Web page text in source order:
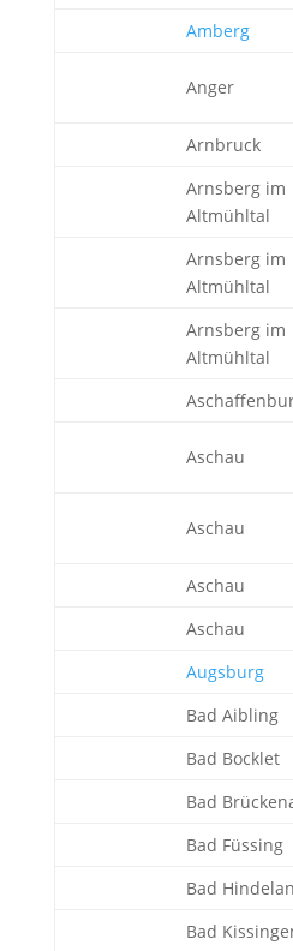
Amberg
Anger
Arnbruck
Arnsberg im
Altmühltal
Arnsberg im
Altmühltal
Arnsberg im
Altmühltal
Aschau
Aschau
Aschau
Aschau
Augsburg
Bad Aibling
Bad Bocklet
Bad
Bad Füssing
Bad
Bad